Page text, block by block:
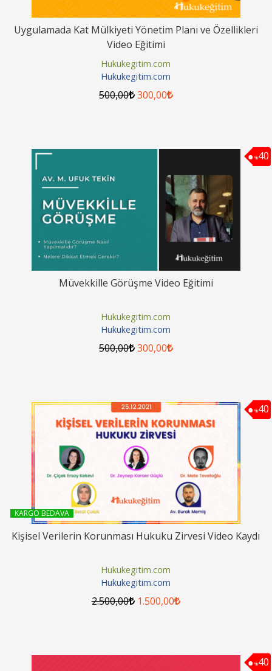
Uygulamada Kat Mülkiyeti Yönetim Planı ve Özellikleri
Video Eğitimi
Hukukegitim.com
Hukukegitim.com
500,00 300,00
%40
Müvekkille Görüşme Video Eğitimi
Hukukegitim.com
Hukukegitim.com
500,00 300,00
%40
KARGO BEDAVA
Kişisel Verilerin Korunması Hukuku Zirvesi Video Kaydı
Hukukegitim.com
Hukukegitim.com
2.500,00 1.500,00
%40